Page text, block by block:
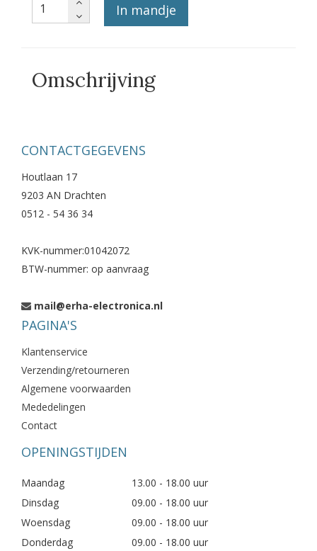
In mandje
Omschrijving
CONTACTGEGEVENS
Houtlaan 17
9203 AN Drachten
0512 - 54 36 34
KVK-nummer:01042072
BTW-nummer: op aanvraag
mail@erha-electronica.nl
PAGINA'S
Klantenservice
Verzending/retourneren
Algemene voorwaarden
Mededelingen
Contact
OPENINGSTIJDEN
Maandag
13.00 - 18.00 uur
Dinsdag
09.00 - 18.00 uur
Woensdag
09.00 - 18.00 uur
Donderdag
09.00 - 18.00 uur